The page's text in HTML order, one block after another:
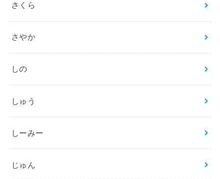
さくら
さやか
しの
しゅう
しーみー
じゅん